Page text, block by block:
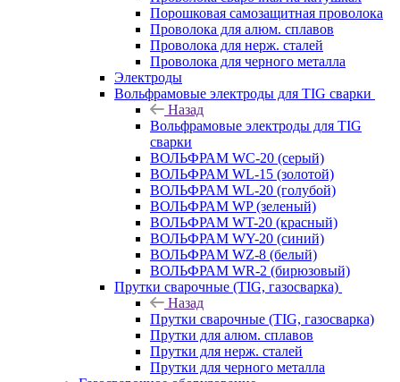
Порошковая самозащитная проволока
Проволока для алюм. сплавов
Проволока для нерж. сталей
Проволока для черного металла
Электроды
Вольфрамовые электроды для TIG сварки
Назад
Вольфрамовые электроды для TIG
сварки
ВОЛЬФРАМ WC-20 (серый)
ВОЛЬФРАМ WL-15 (золотой)
ВОЛЬФРАМ WL-20 (голубой)
ВОЛЬФРАМ WP (зеленый)
ВОЛЬФРАМ WT-20 (красный)
ВОЛЬФРАМ WY-20 (синий)
ВОЛЬФРАМ WZ-8 (белый)
ВОЛЬФРАМ WR-2 (бирюзовый)
Прутки сварочные (TIG, газосварка)
Назад
Прутки сварочные (TIG, газосварка)
Прутки для алюм. сплавов
Прутки для нерж. сталей
Прутки для черного металла